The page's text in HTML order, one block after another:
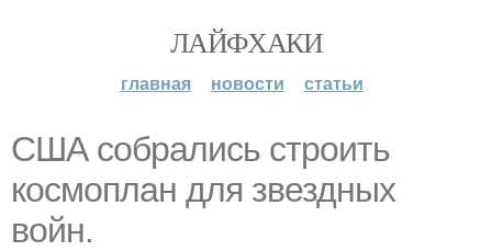
ЛАЙФХАКИ
главная новости статьи
США собрались строить
космоплан для звездных
войн.